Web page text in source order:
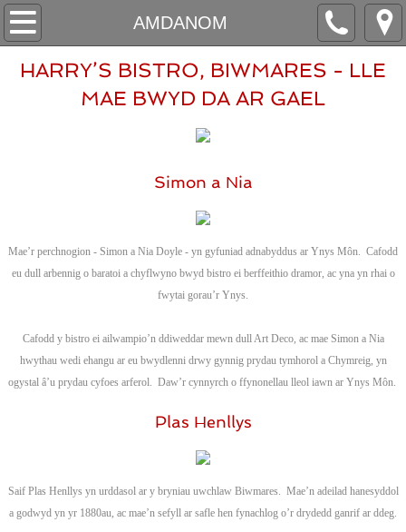
AMDANOM
HOME
ABOUT
AMDANOM
CYSYLLTU
HARRY’S BISTRO, BIWMARES - LLE
MAE BWYD DA AR GAEL
Simon a Nia
Mae’r perchnogion - Simon a Nia Doyle - yn gyfuniad adnabyddus ar Ynys Môn. Cafodd
eu dull arbennig o baratoi a chyflwyno bwyd bistro ei berffeithio dramor, ac yna yn rhai o
fwytai gorau’r Ynys.
Cafodd y bistro ei ailwampio’n ddiweddar mewn dull Art Deco, ac mae Simon a Nia
hwythau wedi ehangu ar eu bwydlenni drwy gynnig prydau tymhorol a Chymreig, yn
ogystal â’u prydau cyfoes arferol. Daw’r cynnyrch o ffynonellau lleol iawn ar Ynys Môn.
Plas Henllys
Saif Plas Henllys yn urddasol ar y bryniau uwchlaw Biwmares. Mae’n adeilad hanesyddol
a godwyd yn yr 1880au, ac mae’n sefyll ar safle hen fynachlog o’r drydedd ganrif ar ddeg.